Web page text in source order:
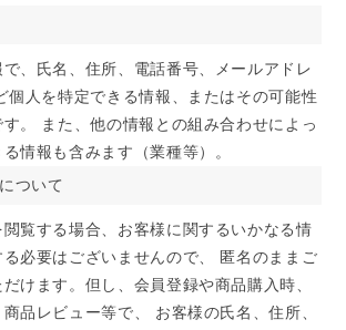
、氏名、住所、電話番号、メールアドレ
個人を特定できる情報、またはその可能性
。 また、他の情報との組み合わせによっ
情報も含みます（業種等）。
ついて
覧する場合、お客様に関するいかなる情
必要はございませんので、 匿名のままご
けます。但し、会員登録や商品購入時、
品レビュー等で、 お客様の氏名、住所、